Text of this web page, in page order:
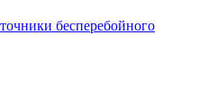
бесперебойного